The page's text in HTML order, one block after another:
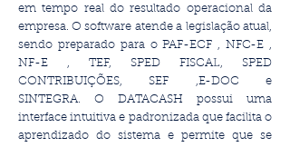
em tempo real do resultado operacional da
empresa.O software atende a legislação atual,
sendo preparado para o PAF-ECF , NFC-E ,
NF-E , TEF, SPED FISCAL, SPED
CONTRIBUIÇÕES, SEF ,E-DOC e
SINTEGRA.
O DATACASH possui uma
interface intuitiva e padronizada que facilita o
aprendizado do sistema e permite que se